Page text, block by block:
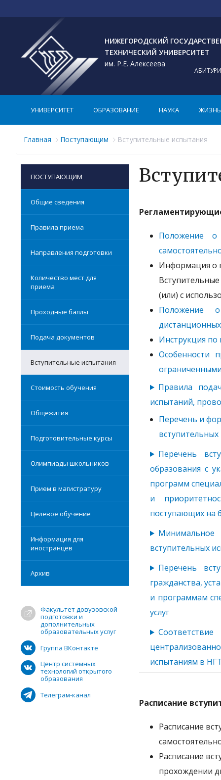
НИЖЕГОРОДСКИЙ
ТЕХНИЧЕСКИЙ УНИВЕРСИТЕТ
им. Р.Е. Алексеева
УНИВЕРСИТЕТ ОБРАЗОВАНИЕ НАУКА ЖИЗНЬ
Главная Поступающим Вступительные испытания
ПОСТУПАЮЩИМ
Общие сведения
Правила приема
Направления подготовки
Количество мест для
приема
Проходные баллы
Подача документов
Вступительные испытания
Стоимость обучения
Общежития
Подготовительные курсы
Олимпиады школьников
Прием в магистратуру
Целевое обучение
Информация для
иностранцев
Архив
Факультет довузовской
подготовки и
дополнительных
образовательных услуг
Группа ВКонтакте
Центр системных
технологий открытого
образования
Телеграм-канал
Положение о
Информация о
(или) с
Положение
Инструкция
Особенности
Правила
испытаний,
Перечень и
Перечень
образования с
программ
и
поступающих на
Минимальное
вступительных
Перечень
гражданства,
и программам
услуг
испытаниям в
Расписание
Расписание
Расписание
прохождении